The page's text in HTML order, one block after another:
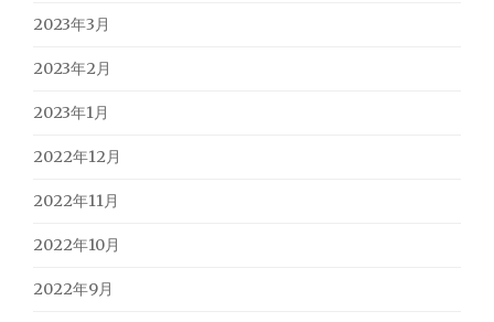
2023年3月
2023年2月
2023年1月
2022年12月
2022年11月
2022年10月
2022年9月